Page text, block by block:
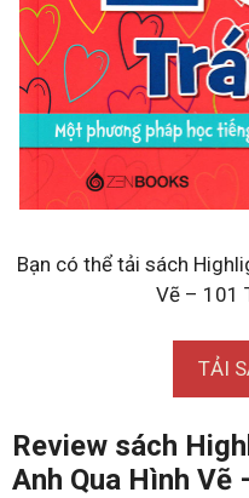
Bạn có thể tải sách
Vẽ – 101
TẢI
Review sách
Anh Qua Hình Vẽ